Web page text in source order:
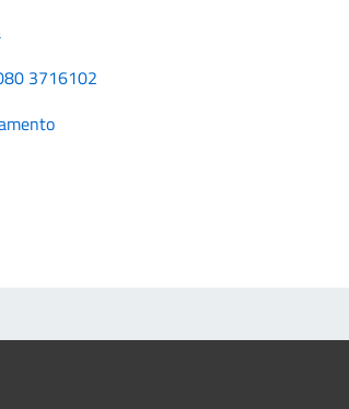
3716102